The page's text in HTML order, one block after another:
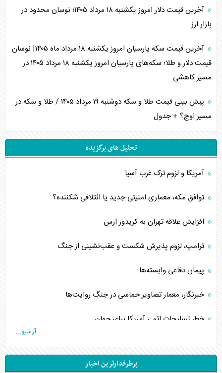
آخرین قیمت دلار امروز یکشنبه ۱۸ مرداد ۱۴۰۵؛ نوسان محدود در
بازار ارز
آخرین قیمت سکه پارسیان امروز یکشنبه ۱۸ مرداد ماه ۱۴۰۵| نوسان
قیمت دلار و طلا؛ سکه‌های پارسیان امروز یکشنبه ۱۸ مرداد ۱۴۰۵ در
مسیر کاهشی
پیش بینی قیمت طلا و سکه دوشنبه ۱۹ مرداد ۱۴۰۵ / طلا و سکه در
مسیر اوج؟ + جدول
تحلیل های برگزیده
آمریکا و لزوم ترک غرب آسیا
توافق مکه، معماری امنیتی جدید یا ائتلافی شکننده؟
افزایش علاقه تهران به کریدور ارس
ترامپ، لزوم پذیرش شکست و عقب‌نشینی از جنگ
پیمان دفاعی‌ وابسته‌ها
خبرنگار، معمار تصاویر حماسی در جنگ روایت‌ها
خطر تسلیحات اتمی آمریکا برای جهان
چگونه عربستان برابر ایران دچار خطای محاسباتی شد؟
جاده ابریشم فضایی/ نفوذ راهبردی و فرازمینی چین
آرشیو...
پرطرفدارترین اخبار